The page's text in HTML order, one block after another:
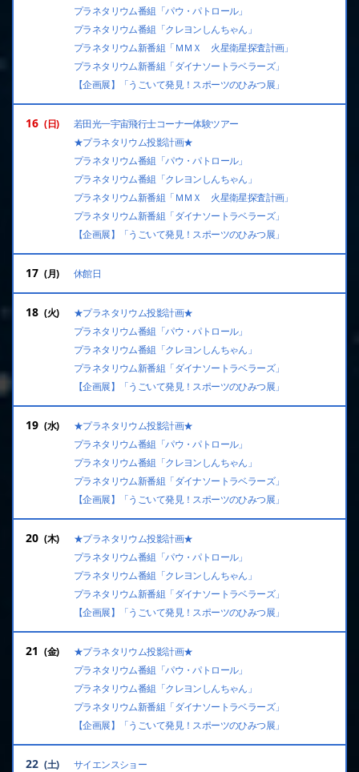
プラネタリウム番組「パウ・パトロール」
プラネタリウム番組「クレヨンしんちゃん」
プラネタリウム新番組「ＭＭＸ 火星衛星探査計画」
プラネタリウム新番組「ダイナソートラベラーズ」
【企画展】「うごいて発見！スポーツのひみつ展」
16
若田光一宇宙飛行士コーナー体験ツアー
★プラネタリウム投影計画★
プラネタリウム番組「パウ・パトロール」
プラネタリウム番組「クレヨンしんちゃん」
プラネタリウム新番組「ＭＭＸ 火星衛星探査計画」
プラネタリウム新番組「ダイナソートラベラーズ」
【企画展】「うごいて発見！スポーツのひみつ展」
17 休館日
18
★プラネタリウム投影計画★
プラネタリウム番組「パウ・パトロール」
プラネタリウム番組「クレヨンしんちゃん」
プラネタリウム新番組「ダイナソートラベラーズ」
【企画展】「うごいて発見！スポーツのひみつ展」
19
★プラネタリウム投影計画★
プラネタリウム番組「パウ・パトロール」
プラネタリウム番組「クレヨンしんちゃん」
プラネタリウム新番組「ダイナソートラベラーズ」
【企画展】「うごいて発見！スポーツのひみつ展」
20
★プラネタリウム投影計画★
プラネタリウム番組「パウ・パトロール」
プラネタリウム番組「クレヨンしんちゃん」
プラネタリウム新番組「ダイナソートラベラーズ」
【企画展】「うごいて発見！スポーツのひみつ展」
21
★プラネタリウム投影計画★
プラネタリウム番組「パウ・パトロール」
プラネタリウム番組「クレヨンしんちゃん」
プラネタリウム新番組「ダイナソートラベラーズ」
【企画展】「うごいて発見！スポーツのひみつ展」
22
サイエンスショー